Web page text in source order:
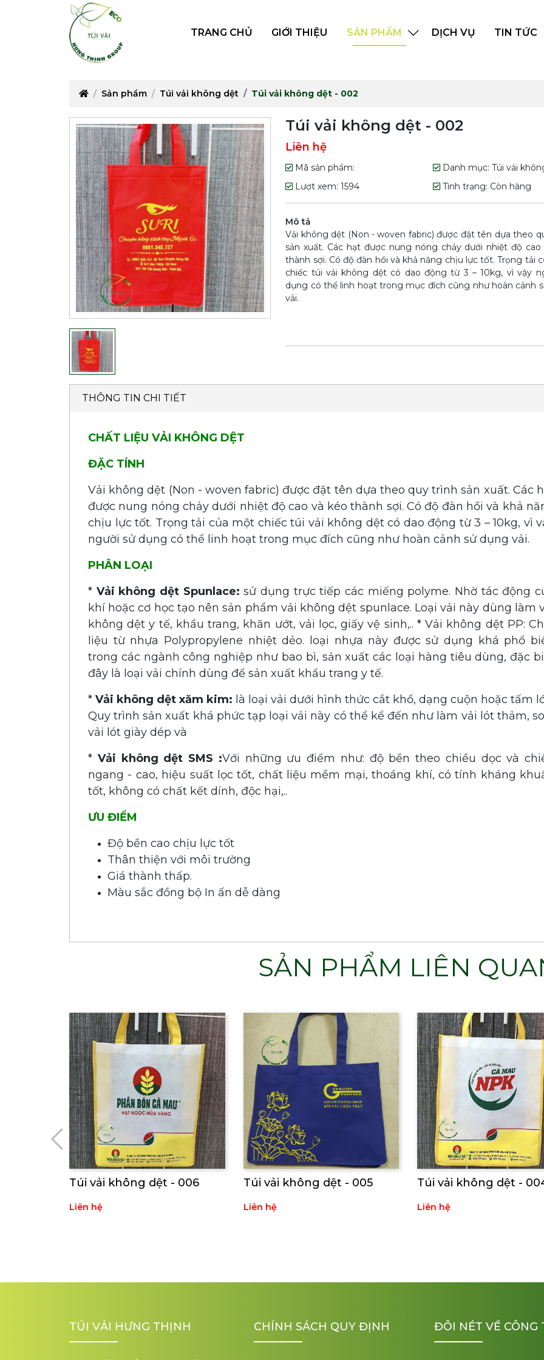
TRANG CHỦ GIỚI THIỆU SẢN PHẨM DỊCH VỤ TIN TỨC
Sản phẩm Túi vải không dệt Túi vải không dệt - 002
Túi vải không dệt - 002
Liên hệ
Mã sản phẩm:
Danh mục: Túi vải
Lượt xem: 1594
Tình trạng: Còn hàng
Mô tả
Vải không dệt (Non - woven fabric) được đặt tên dựa theo
sản xuất. Các hạt được nung nóng chảy dưới nhiệt độ cao
thành sợi. Có độ đàn hồi và khả năng chịu lực tốt. Trọng tải
chiếc túi vải không dệt có dao động từ 3 – 10kg, vì vậy
dụng có thể linh hoạt trong mục đích cũng như hoàn cảnh
vải.
THÔNG TIN CHI TIẾT
CHẤT LIỆU VẢI KHÔNG DỆT
ĐẶC TÍNH
Vải không dệt (Non - woven fabric) được đặt tên dựa theo quy trình sản xuất. Các
được nung nóng chảy dưới nhiệt độ cao và kéo thành sợi. Có độ đàn hồi và khả
chịu lực tốt. Trọng tải của một chiếc túi vải không dệt có dao động từ 3 – 10kg, vì
người sử dụng có thể linh hoạt trong mục đích cũng như hoàn cảnh sử dụng vải.
PHÂN LOẠI
* Vải không dệt Spunlace:sử dụng trực tiếp các miếng polyme. Nhờ tác động
khí hoặc cơ học tạo nên sản phẩm vải không dệt spunlace. Loại vải này dùng làm
không dệt y tế, khẩu trang, khăn ướt, vải lọc, giấy vệ sinh,.. * Vải không dệt PP:
liệu từ nhựa Polypropylene nhiệt dẻo. loại nhựa này được sử dụng khá phổ
trong các ngành công nghiệp như bao bì, sản xuất các loại hàng tiêu dùng, đặc
đây là loại vải chính dùng để sản xuất khẩu trang y tế.
* Vải không dệt xăm kim: là loại vải dưới hình thức cắt khổ, dạng cuộn hoặc tấm
Quy trình sản xuất khá phức tạp loại vải này có thể kể đến như làm vải lót thảm,
vải lót giày dép và
* Vải không dệt SMS :Với những ưu điểm như: độ bền theo chiều dọc và
ngang - cao, hiệu suất lọc tốt, chất liệu mềm mại, thoáng khí, có tính kháng
tốt, không có chất kết dính, độc hại,..
ƯU ĐIỂM
Độ bền cao chịu lực tốt
Thân thiện với môi trường
Giá thành thấp.
Màu sắc đồng bộ In ấn dễ dàng
SẢN PHẨM LIÊN
Túi vải không dệt - 006
Liên hệ
Túi vải không dệt - 005
Liên hệ
Túi vải không dệt -
Liên hệ
TÚI VẢI HƯNG THỊNH CHÍNH SÁCH QUY ĐỊNH ĐÔI NÉT VỀ CÔNG